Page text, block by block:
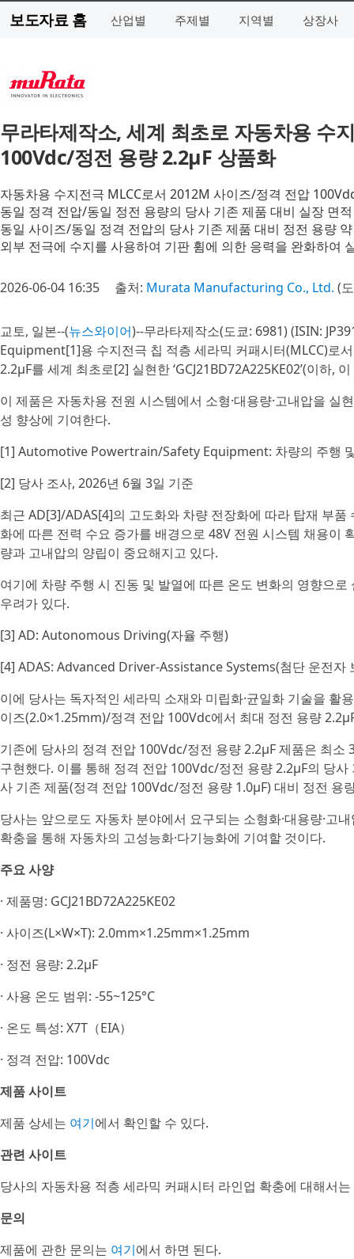
보도자료 홈 산업별 주제별 지역별 상장사
무라타제작소, 세계 최초로 자동차용 수
100Vdc/정전 용량 2.2μF 상품화
자동차용 수지전극 MLCC로서 2012M 사이즈/정격 전압
동일 정격 전압/동일 정전 용량의 당사 기존 제품 대비 실장 면
동일 사이즈/동일 정격 전압의 당사 기존 제품 대비 정전 용량
외부 전극에 수지를 사용하여 기판 휨에 의한 응력을 완화하여
2026-06-04 16:35 출처: Murata Manufacturing Co., Ltd. (
교토, 일본--(뉴스와이어)--무라타제작소(도쿄: 6981) (ISIN:
Equipment[1]용 수지전극 칩 적층 세라믹 커패시터(MLCC)로
2.2μF를 세계 최초로[2] 실현한 ‘GCJ21BD72A225KE02’(이하,
이 제품은 자동차용 전원 시스템에서 소형·대용량·고내압을
성 향상에 기여한다.
[1] Automotive Powertrain/Safety Equipment: 차량의 주행
[2] 당사 조사, 2026년 6월 3일 기준
최근 AD[3]/ADAS[4]의 고도화와 차량 전장화에 따라 탑재 부
화에 따른 전력 수요 증가를 배경으로 48V 전원 시스템 채용이
량과 고내압의 양립이 중요해지고 있다.
여기에 차량 주행 시 진동 및 발열에 따른 온도 변화의 영향으
우려가 있다.
[3] AD: Autonomous Driving(자율 주행)
[4] ADAS: Advanced Driver-Assistance Systems(첨단 운전자
이에 당사는 독자적인 세라믹 소재와 미립화·균일화 기술을
이즈(2.0×1.25mm)/정격 전압 100Vdc에서 최대 정전 용량
기존에 당사의 정격 전압 100Vdc/정전 용량 2.2μF 제품은 최
구현했다. 이를 통해 정격 전압 100Vdc/정전 용량 2.2μF의 당
사 기존 제품(정격 전압 100Vdc/정전 용량 1.0μF) 대비 정전 용
당사는 앞으로도 자동차 분야에서 요구되는 소형화·대용량·고
확충을 통해 자동차의 고성능화·다기능화에 기여할 것이다.
주요 사양
· 제품명: GCJ21BD72A225KE02
· 사이즈(L×W×T): 2.0mm×1.25mm×1.25mm
· 정전 용량: 2.2μF
· 사용 온도 범위: -55~125°C
· 온도 특성: X7T（EIA）
· 정격 전압: 100Vdc
제품 사이트
제품 상세는 여기에서 확인할 수 있다.
관련 사이트
당사의 자동차용 적층 세라믹 커패시터 라인업 확충에 대해서는
문의
제품에 관한 문의는 여기에서 하면 된다.